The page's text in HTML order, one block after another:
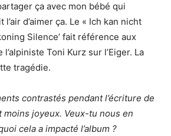
ça avec mon bébé qui
d’aimer ça. Le « Ich kan nicht
Silence’ fait référence aux
Toni Kurz sur l’Eiger. La
tragédie.
contrastés pendant l’écriture de
moins joyeux. Veux-tu nous en
cela a impacté l’album ?